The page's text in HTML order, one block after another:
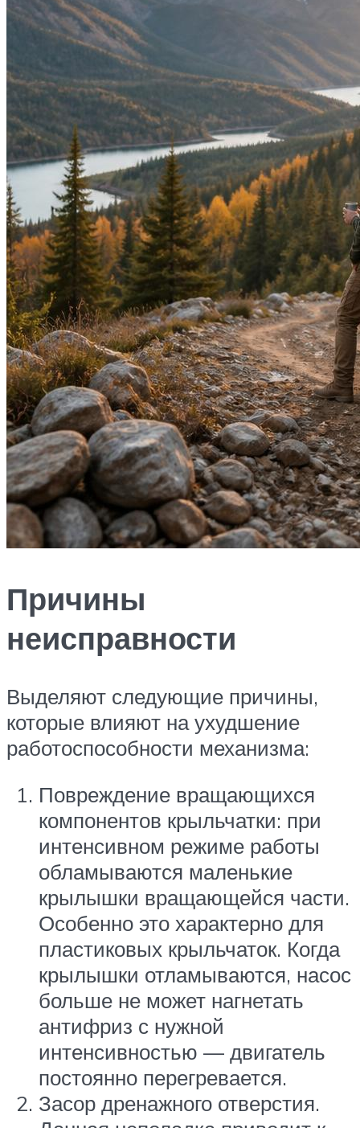
Причины
неисправности
Выделяют следующие причины,
которые влияют на ухудшение
работоспособности механизма:
Повреждение вращающихся
компонентов крыльчатки: при
интенсивном режиме работы
обламываются маленькие
крылышки вращающейся части.
Особенно это характерно для
пластиковых крыльчаток. Когда
крылышки отламываются, насос
больше не может нагнетать
антифриз с нужной
интенсивностью — двигатель
постоянно перегревается.
Засор дренажного отверстия.